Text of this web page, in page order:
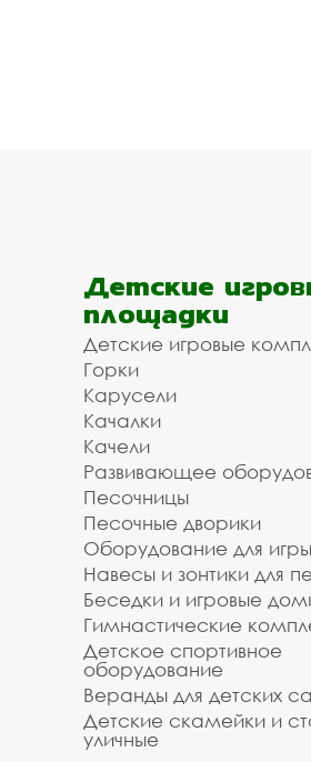
Детские
площадки
Детские игровые
Горки
Карусели
Качалки
Качели
Развивающее
Песочницы
Песочные дворики
Оборудование для
Навесы и зонтики для
Беседки и игровые
Гимнастические
Детское спортивное
оборудование
Веранды для детских
Детские скамейки и
уличные